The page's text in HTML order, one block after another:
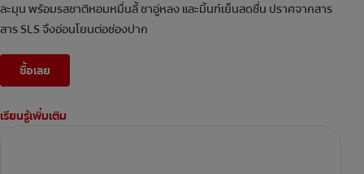
ละมุน พร้อมรสชาติหอมหมื่นลี้ ชาอู่หลง และมิ้นท์เย็นสดชื่น ปราศจากสาร
สาร SLS จึงอ่อนโยนต่อช่องปาก
ซื้อเลย
เรียนรู้เพิ่มเติม